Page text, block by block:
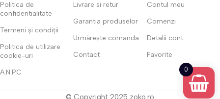
Politica de
confidentialitate
Termeni și condiții
Politica de utilizare
cookie-uri
A.N.P.C.
Livrare si retur
Garantia produselor
Urmărește comanda
Contact
Contul meu
Comenzi
Detalii cont
Favorite
© Copyright 2025 zoko.ro
0